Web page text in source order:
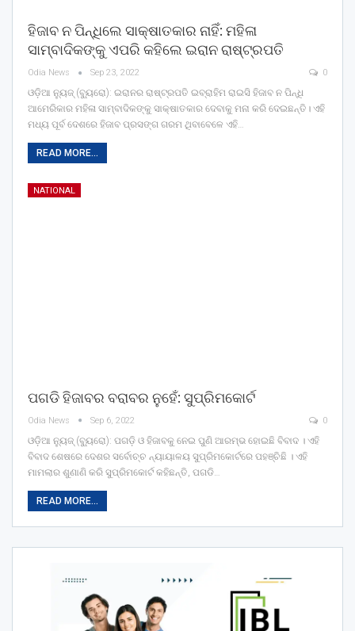
ହିଜାବ ନ ପିନ୍ଧିଲେ ସାକ୍ଷାତକାର ନାହିଁ: ମହିଳା
ସାମ୍ବାଦିକଙ୍କୁ ଏପରି କହିଲେ ଇରାନ ରାଷ୍ଟ୍ରପତି
Odia News Sep 23, 2022 0
ଓଡ଼ିଆ ନ୍ୟୁଜ୍ (ବ୍ୟୁରୋ): ଇରାନର ରାଷ୍ଟ୍ରପତି ଇବ୍ରାହିମ ରାଇସି ହିଜାବ ନ ପିନ୍ଧି
ଆମେରିକାର ମହିଳା ସାମ୍ବାଦିକଙ୍କୁ ସାକ୍ଷାତକାର ଦେବାକୁ ମନା କରି ଦେଇଛନ୍ତି। ଏହି
ମଧ୍ୟ ପୂର୍ବ ଦେଶରେ ହିଜାବ ପ୍ରସଙ୍ଗ ଗରମ ଥିବାବେଳେ ଏହି…
READ MORE...
NATIONAL
ପଗଡି ହିଜାବର ବରାବର ନୁହେଁ: ସୁପ୍ରିମକୋର୍ଟ
Odia News Sep 6, 2022 0
ଓଡ଼ିଆ ନ୍ୟୁଜ୍ (ବ୍ୟୁରୋ): ପଗଡ଼ି ଓ ହିଜାବକୁ ନେଇ ପୁଣି ଆରମ୍ଭ ହୋଇଛି ବିବାଦ । ଏହି
ବିବାଦ ଶେଷରେ ଦେଶର ସର୍ବୋଚ୍ଚ ନ୍ୟାୟାଳୟ ସୁପ୍ରିମକୋର୍ଟରେ ପହଞ୍ଚିଛି । ଏହି
ମାମଲାର ଶୁଣାଣି କରି ସୁପ୍ରିମକୋର୍ଟ କହିଛନ୍ତି, ପଗଡି…
READ MORE...